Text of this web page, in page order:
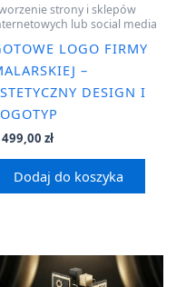
strony i sklepów
lub social media
LOGO FIRMY
–
DESIGN I
499,00 zł
Dodaj do koszyka